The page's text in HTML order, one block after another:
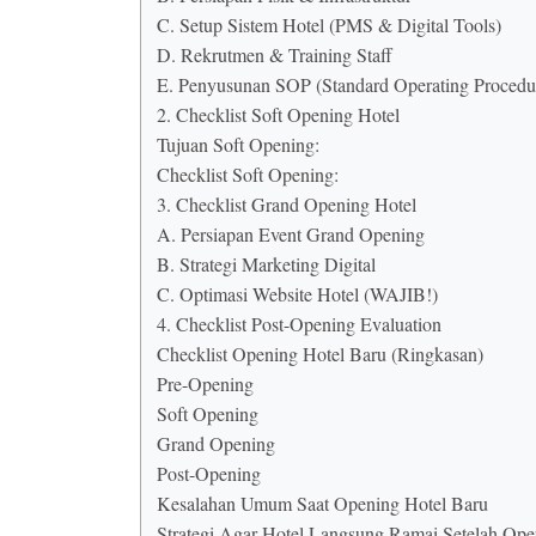
C. Setup Sistem Hotel (PMS & Digital Tools)
D. Rekrutmen & Training Staff
E. Penyusunan SOP (Standard Operating
2. Checklist Soft Opening Hotel
Tujuan Soft Opening:
Checklist Soft Opening:
3. Checklist Grand Opening Hotel
A. Persiapan Event Grand Opening
B. Strategi Marketing Digital
C. Optimasi Website Hotel (WAJIB!)
4. Checklist Post-Opening Evaluation
Checklist Opening Hotel Baru (Ringkasan)
Pre-Opening
Soft Opening
Grand Opening
Post-Opening
Kesalahan Umum Saat Opening Hotel Baru